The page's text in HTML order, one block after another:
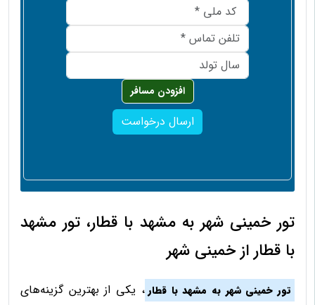
افزودن مسافر
ارسال درخواست
تور خمینی شهر به مشهد با قطار، تور مشهد
با قطار از خمینی شهر
تور خمینی شهر به مشهد با قطار ، یکی از بهترین گزینه‌های